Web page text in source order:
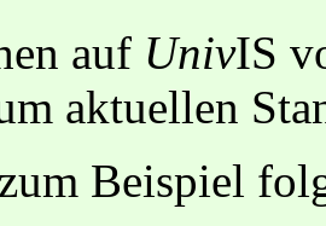
auf UnivIS
aktuellen
Beispiel